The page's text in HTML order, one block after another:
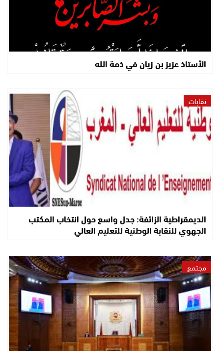
الأستاذ عزيز بن زيان في ذمة الله
نقابات
الديمقراطية الزائفة: جدل واسع حول انتخاب المكتب
الجهوي للنقابة الوطنية للتعليم العالي
مجتمع